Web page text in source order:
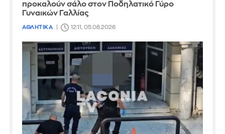
προκαλούν σάλο στον Ποδηλατικό Γύρο
Γυναικών Γαλλίας
ΑΘΛΗΤΙΚΑ 12:11, 05.08.2026